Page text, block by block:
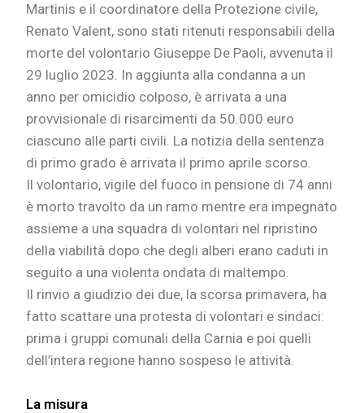
Martinis e il coordinatore della Protezione civile,
Renato Valent, sono stati ritenuti responsabili della
morte del volontario Giuseppe De Paoli, avvenuta il
29 luglio 2023. In aggiunta alla condanna a un
anno per omicidio colposo, è arrivata a una
provvisionale di risarcimenti da 50.000 euro
ciascuno alle parti civili. La notizia della sentenza
di primo grado è arrivata il primo aprile scorso.
Il volontario, vigile del fuoco in pensione di 74 anni
è morto travolto da un ramo mentre era impegnato
assieme a una squadra di volontari nel ripristino
della viabilità dopo che degli alberi erano caduti in
seguito a una violenta ondata di maltempo.
Il rinvio a giudizio dei due, la scorsa primavera, ha
fatto scattare una protesta di volontari e sindaci:
prima i gruppi comunali della Carnia e poi quelli
dell’intera regione hanno sospeso le attività.
La misura